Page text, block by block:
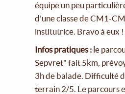
équipe un peu
d’une classe de CM1-
institutrice. Bravo à eux !
Infos pratiques : le
Sepvret" fait 5km,
3h de balade. Difficulté
terrain 2/5. Le parcours